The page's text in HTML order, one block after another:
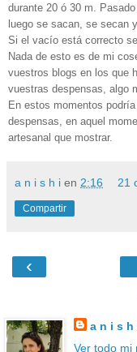
durante 20 ó 30 m.
luego se sacan, se secan
Si el vacío está correcto
Nada de esto es de mi
vuestros blogs en los que
vuestras despensas, algo
En estos momentos
despensas, en aquel
artesanal que mostrar.
a n i s h i en 2:16 21
Compartir
‹
a n i s h
Ver todo mi